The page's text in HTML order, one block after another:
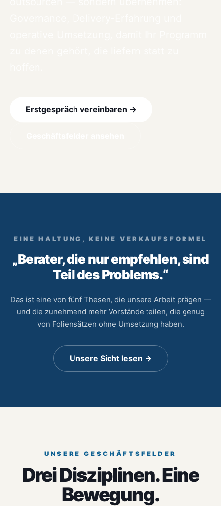
Erstgespräch vereinbaren →
EINE HALTUNG, KEINE VERKAUFSFORMEL
„Berater, die nur empfehlen, sind
Teil des Problems.“
Das ist eine von fünf Thesen, die unsere Arbeit prägen —
und die zunehmend mehr Vorstände teilen, die genug
von Foliensätzen ohne Umsetzung haben.
Unsere Sicht lesen →
UNSERE GESCHÄFTSFELDER
Drei Disziplinen. Eine
Bewegung.